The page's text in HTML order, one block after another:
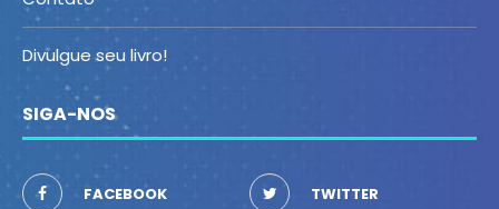
Divulgue seu livro!
SIGA-NOS
FACEBOOK TWITTER